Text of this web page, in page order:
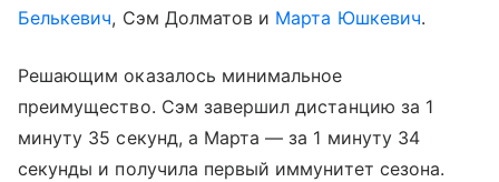
Белькевич, Сэм Долматов и Марта Юшкевич.
Решающим оказалось минимальное
преимущество. Сэм завершил дистанцию за 1
минуту 35 секунд, а Марта — за 1 минуту 34
секунды и получила первый иммунитет сезона.